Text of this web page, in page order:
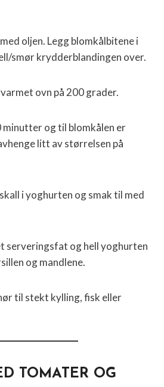
oljen. Legg blomkålbitene i
smør krydderblandingen over.
ovn på 200 grader.
minutter og til blomkålen er
litt av størrelsen på
i yoghurten og smak til med
serveringsfat og hell yoghurten
og mandlene.
til stekt kylling, fisk eller
TOMATER OG